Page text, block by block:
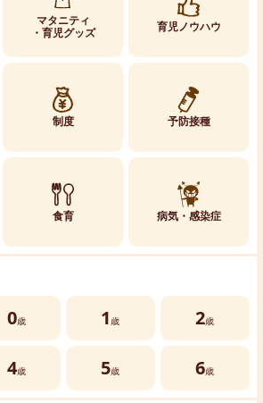
マタニティ
・育児グッズ
育児ノウハウ
制度 予防接種
食育 病気・感染症
0歳 1 歳 2歳
4歳 5歳 6歳